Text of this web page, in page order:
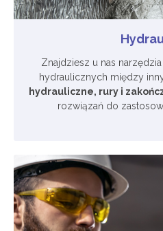
Znajdziesz u nas
hydraulicznych między
hydrauliczne, rury i
rozwiązań do